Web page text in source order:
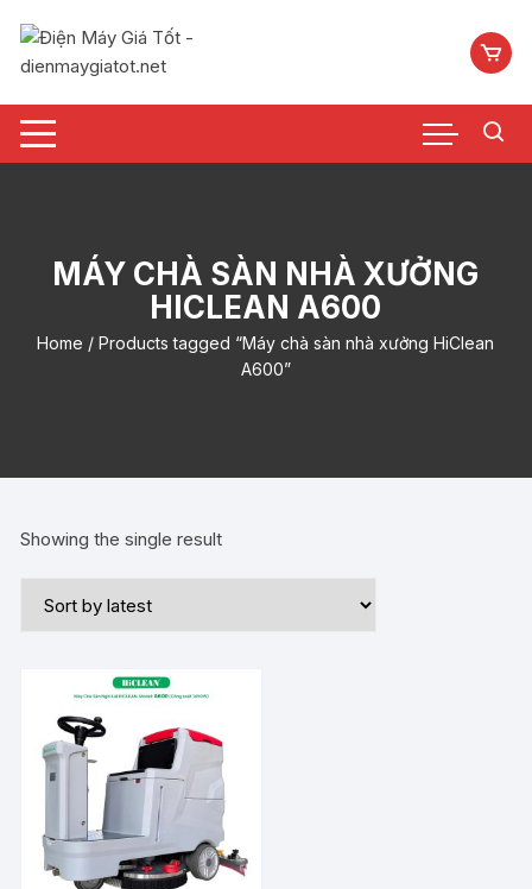
nội
MÁY CHÀ SÀN NHÀ XƯỞNG
HICLEAN A600
Home / Products tagged “Máy chà sàn nhà xưởng HiClean
A600”
Showing the single result